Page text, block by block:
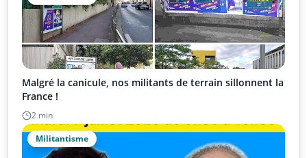
Malgré la canicule, nos militants de terrain sillonnent la
France !
2 min
Militantisme